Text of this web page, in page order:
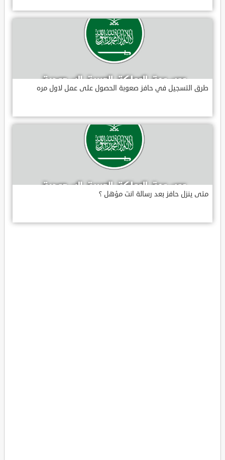
طرق التسجيل في حافز صعوبة الحصول على عمل لاول مره
متى ينزل حافز بعد رسالة انت مؤهل ؟